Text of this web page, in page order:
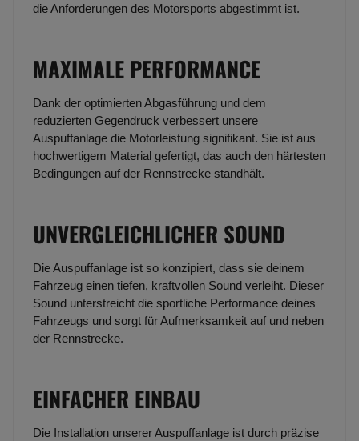
die Anforderungen des Motorsports abgestimmt ist.
MAXIMALE PERFORMANCE
Dank der optimierten Abgasführung und dem
reduzierten Gegendruck verbessert unsere
Auspuffanlage die Motorleistung signifikant. Sie ist aus
hochwertigem Material gefertigt, das auch den härtesten
Bedingungen auf der Rennstrecke standhält.
UNVERGLEICHLICHER SOUND
Die Auspuffanlage ist so konzipiert, dass sie deinem
Fahrzeug einen tiefen, kraftvollen Sound verleiht. Dieser
Sound unterstreicht die sportliche Performance deines
Fahrzeugs und sorgt für Aufmerksamkeit auf und neben
der Rennstrecke.
EINFACHER EINBAU
Die Installation unserer Auspuffanlage ist durch präzise